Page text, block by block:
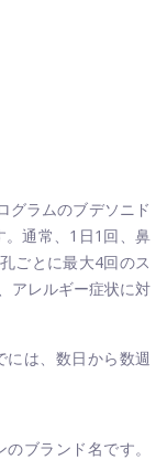
グラムのブデソニド
。通常、1日1回、鼻
ごとに最大4回のス
アレルギー症状に対
は、数日から数週
ブランド名です。